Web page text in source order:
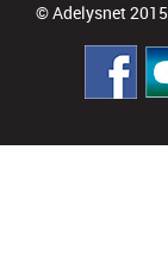
© Adelysnet 2015